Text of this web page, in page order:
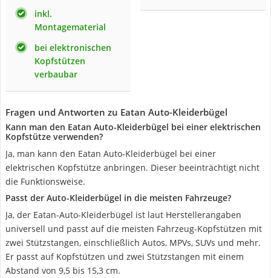
inkl.
Montagematerial
bei elektronischen
Kopfstützen
verbaubar
Fragen und Antworten zu Eatan Auto-Kleiderbügel
Kann man den Eatan Auto-Kleiderbügel bei einer elektrischen
Kopfstütze verwenden?
Ja, man kann den Eatan Auto-Kleiderbügel bei einer
elektrischen Kopfstütze anbringen. Dieser beeinträchtigt nicht
die Funktionsweise.
Passt der Auto-Kleiderbügel in die meisten Fahrzeuge?
Ja, der Eatan-Auto-Kleiderbügel ist laut Herstellerangaben
universell und passt auf die meisten Fahrzeug-Kopfstützen mit
zwei Stützstangen, einschließlich Autos, MPVs, SUVs und mehr.
Er passt auf Kopfstützen und zwei Stützstangen mit einem
Abstand von 9,5 bis 15,3 cm.